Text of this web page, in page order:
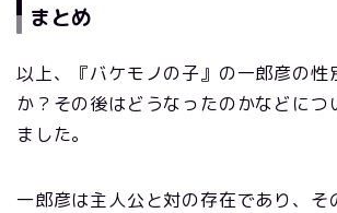
まとめ
以上、『バケモノの子』の一郎彦の性
か？その後はどうなったのかなどにつ
ました。
一郎彦は主人公と対の存在であり、そ